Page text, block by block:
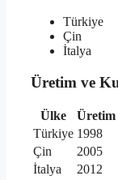
Türkiye
Çin
İtalya
Üretim ve
Ülke
Üretim
Türkiye 1998
Çin
2005
İtalya
2012